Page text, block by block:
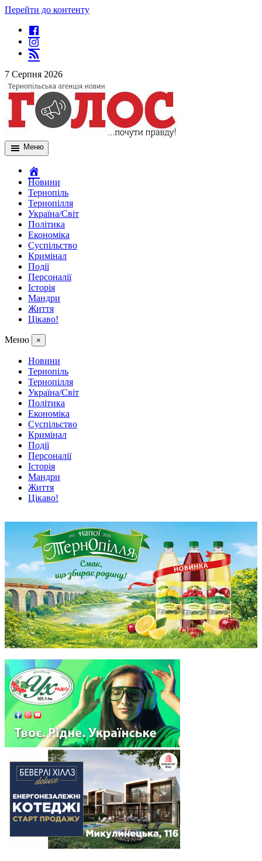
Перейти до контенту
7 Серпня 2026
Меню
Новини
Тернопіль
Тернопілля
Україна/Світ
Політика
Економіка
Суспільство
Кримінал
Події
Персоналії
Історія
Мандри
Життя
Цікаво!
Меню ×
Новини
Тернопіль
Тернопілля
Україна/Світ
Політика
Економіка
Суспільство
Кримінал
Події
Персоналії
Історія
Мандри
Життя
Цікаво!